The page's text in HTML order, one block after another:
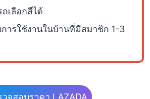
เลือกสีได้
การใช้งานในบ้านที่มีสมาชิก 1-3
วจสอบราคา LAZADA